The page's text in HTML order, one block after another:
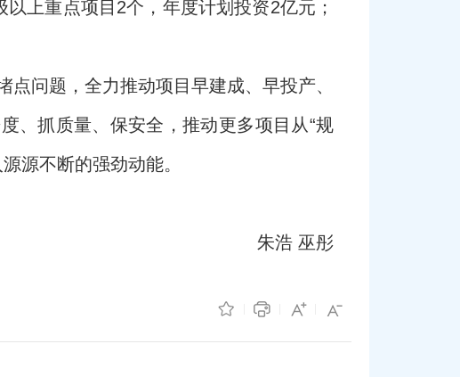
上重点项目2个，年度计划投资2亿元；
问题，全力推动项目早建成、早投产、
、抓质量、保安全，推动更多项目从“规
源不断的强劲动能。
朱浩 巫彤